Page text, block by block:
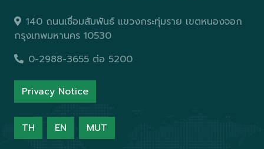
140 ถนนเชื่อมสัมพันธ์ แขวงกระทุ่มราย เขตหนองจอก
กรุงเทพมหานคร 10530
0-2988-3655 ต่อ 5200
Privacy Notice
TH EN MUT